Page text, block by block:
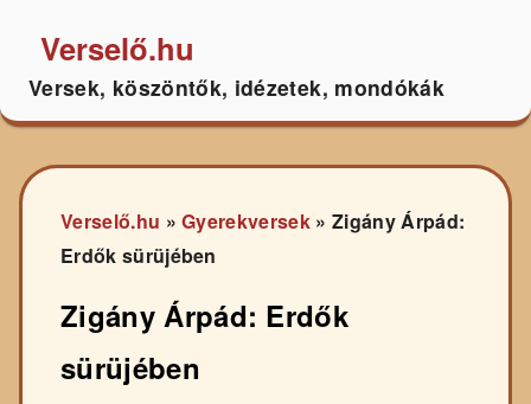
Verselő.hu
Versek, köszöntők, idézetek, mondókák
Verselő.hu »Gyerekversek » Zigány Árpád:
Erdők sürüjében
Zigány Árpád: Erdők
sürüjében